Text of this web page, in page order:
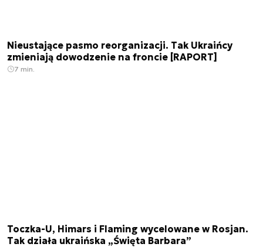
Nieustające pasmo reorganizacji. Tak Ukraińcy
zmieniają dowodzenie na froncie [RAPORT]
7 min.
Toczka-U, Himars i Flaming wycelowane w Rosjan.
Tak działa ukraińska „Święta Barbara”